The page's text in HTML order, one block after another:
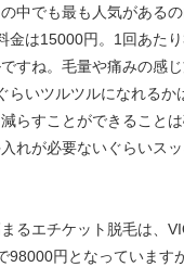
中でも最も人気があるの
金は15000円。1回あた
すね。毛量や痛みの感
らいツルツルになれるか
らすことができること
れが必要ないぐらいス
るエチケット脱毛は、
98000円となっています